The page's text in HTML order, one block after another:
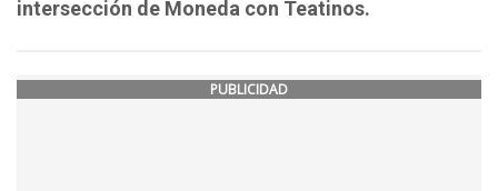
intersección de Moneda con Teatinos.
PUBLICIDAD